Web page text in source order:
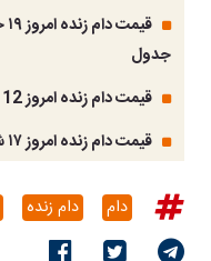
جدول
قیمت دام زنده امروز 12 خرداد ۱۴۰۴ + جدول
قیمت دام زنده امروز ۱۷ شهریور ۱۴۰۳ + جدول
دام دام زنده